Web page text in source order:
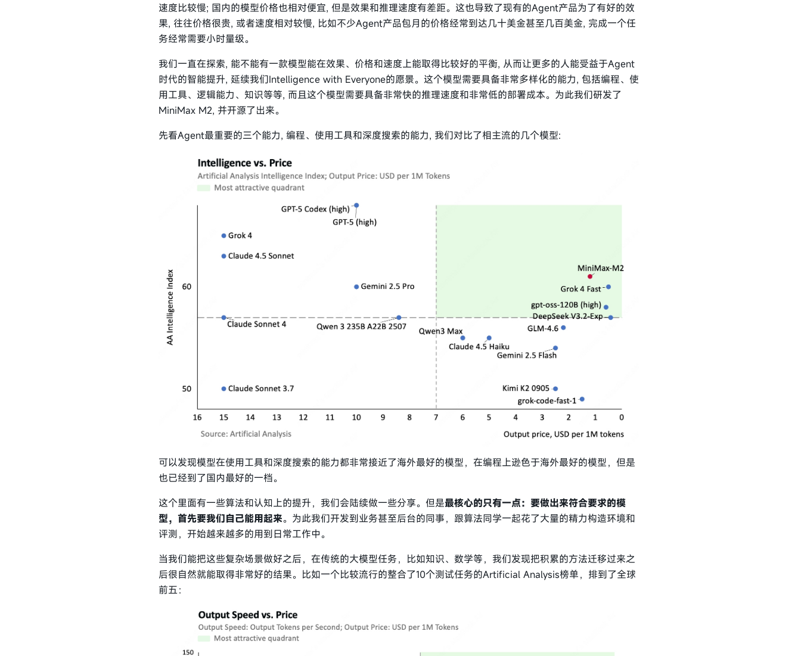
速度比较慢; 国内的模型价格也相对便宜, 但是效果和推理速度有差距。这也导致了现有的Agent产品为了有好的效
果, 往往价格很贵, 或者速度相对较慢, 比如不少Agent产品包月的价格经常到达几十美金甚至几百美金, 完成一个任
务经常需要小时量级。
我们一直在探索, 能不能有一款模型能在效果、价格和速度上能取得比较好的平衡, 从而让更多的人能受益于Agent
时代的智能提升, 延续我们Intelligence with Everyone的愿景。这个模型需要具备非常多样化的能力, 包括编程、使
用工具、逻辑能力、知识等等, 而且这个模型需要具备非常快的推理速度和非常低的部署成本。为此我们研发了
MiniMax M2, 并开源了出来。
先看Agent最重要的三个能力, 编程、使用工具和深度搜索的能力, 我们对比了相主流的几个模型:
可以发现模型在使用工具和深度搜索的能力都非常接近了海外最好的模型，在编程上逊色于海外最好的模型，但是
也已经到了国内最好的一档。
这个里面有一些算法和认知上的提升，我们会陆续做一些分享。但是最核心的只有一点：要做出来符合要求的模
型，首先要我们自己能用起来。为此我们开发到业务甚至后台的同事，跟算法同学一起花了大量的精力构造环境和
评测，开始越来越多的用到日常工作中。
当我们能把这些复杂场景做好之后，在传统的大模型任务，比如知识、数学等，我们发现把积累的方法迁移过来之
后很自然就能取得非常好的结果。比如一个比较流行的整合了10个测试任务的Artificial Analysis榜单，排到了全球
前五：